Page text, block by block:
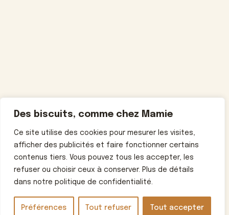
Des biscuits, comme chez Mamie
Ce site utilise des cookies pour mesurer les visites,
afficher des publicités et faire fonctionner certains
contenus tiers. Vous pouvez tous les accepter, les
refuser ou choisir ceux à conserver. Plus de détails
dans notre politique de confidentialité.
Préférences Tout refuser Tout accepter